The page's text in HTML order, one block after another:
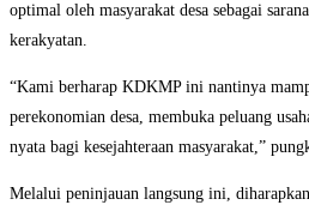
optimal oleh masyarakat desa sebagai
kerakyatan.
“Kami berharap KDKMP ini nantinya
perekonomian desa, membuka peluang
nyata bagi kesejahteraan masyarakat,”
Melalui peninjauan langsung ini,